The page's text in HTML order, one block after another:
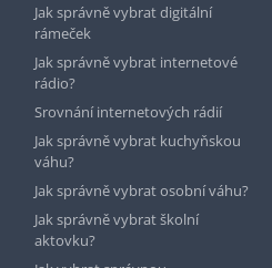
Jak správně vybrat digitální
rámeček
Jak správně vybrat internetové
rádio?
Srovnání internetových rádií
Jak správně vybrat kuchyňskou
váhu?
Jak správně vybrat osobní váhu?
Jak správně vybrat školní
aktovku?